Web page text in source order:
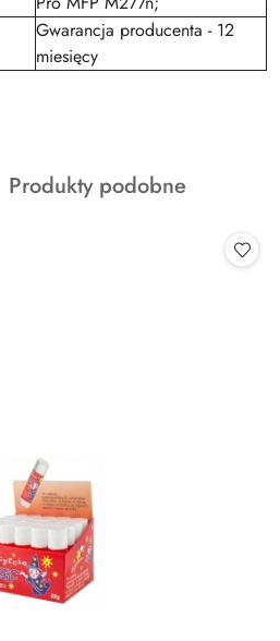
Gwarancja producenta - 12
miesięcy
Produkty
Produkty podobne